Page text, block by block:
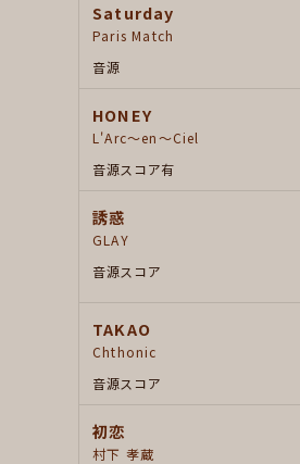
Saturday
Paris Match
音源
HONEY
L'Arc～en～Ciel
音源スコア有
誘惑
GLAY
音源スコア
TAKAO
Chthonic
音源スコア
初恋
村下 孝蔵